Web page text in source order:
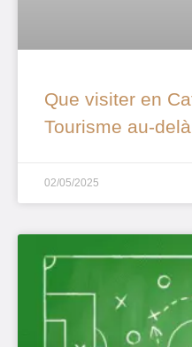
Que visiter en
Tourisme au-
02/05/2025